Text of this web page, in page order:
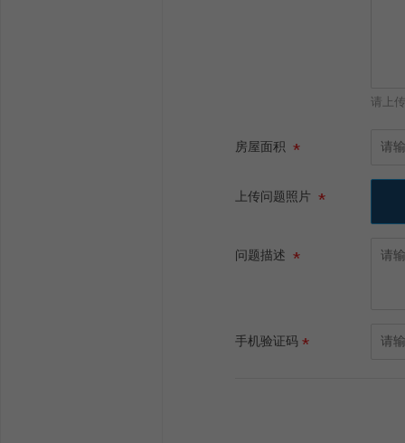
请上
房屋面积
上传问题照片
问题描述
手机验证码